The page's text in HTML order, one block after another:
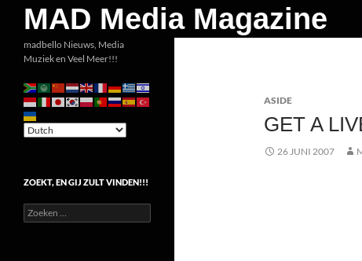
inhoud
MAD Media Magazine
Zoeken
ASIDE
GET A
26 JUNI 2007
madbello Nieuws, Media
Muziek en Veel Meer!!!
ZOEKT, EN GIJ ZULT VINDEN!!!
Zoeken
naar: